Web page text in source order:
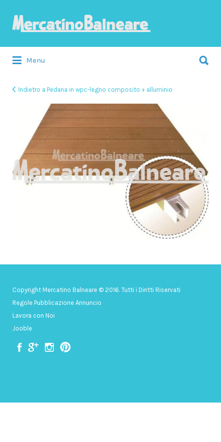
Menu
Indietro a Pedana in wpc-legno composito + alluminio
Copyright Mercatino Balneare © 2016. Tutti i Diritti Riservati
Regole Pubblicazione Annuncio
Lavora con Noi
Jooble